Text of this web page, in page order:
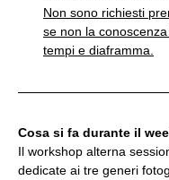
Non sono richiesti
se non la conoscenza
tempi e diaframma.
Cosa si fa durante il
Il workshop alterna
dedicate ai tre generi